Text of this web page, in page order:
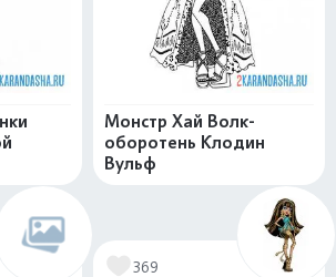
Монстр Хай Волк-
оборотень Клодин
Вульф
369